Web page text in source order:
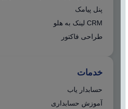
پنل پیامک
CRM لینک به هلو
طراحی فاکتور
خدمات
حسابدار یاب
آموزش حسابداری